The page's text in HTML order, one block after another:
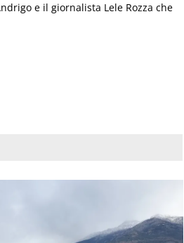
e il giornalista Lele Rozza che